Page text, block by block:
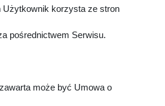
Użytkownik korzysta ze stron
pośrednictwem Serwisu.
może być Umowa o